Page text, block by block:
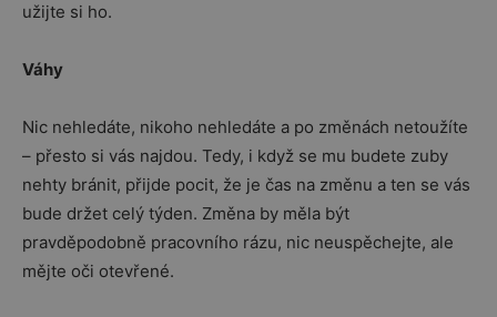
užijte si ho.
Váhy
Nic nehledáte, nikoho nehledáte a po změnách netoužíte
– přesto si vás najdou. Tedy, i když se mu budete zuby
nehty bránit, přijde pocit, že je čas na změnu a ten se vás
bude držet celý týden. Změna by měla být
pravděpodobně pracovního rázu, nic neuspěchejte, ale
mějte oči otevřené.